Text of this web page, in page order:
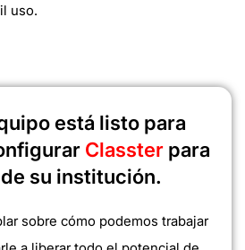
uso.
está listo para
Classter para
su institución.
sobre cómo podemos trabajar